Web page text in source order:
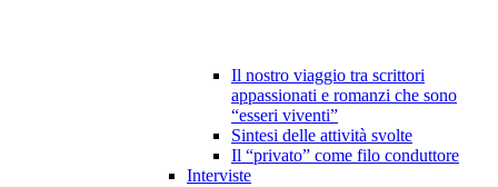
Il nostro viaggio tra scrittori
appassionati e romanzi che sono
“esseri viventi”
Sintesi delle attività svolte
Il “privato” come filo conduttore
Interviste